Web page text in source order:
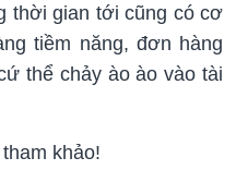
thời gian tới cũng có cơ
tiềm năng, đơn hàng
thể chảy ào ào vào tài
khảo!